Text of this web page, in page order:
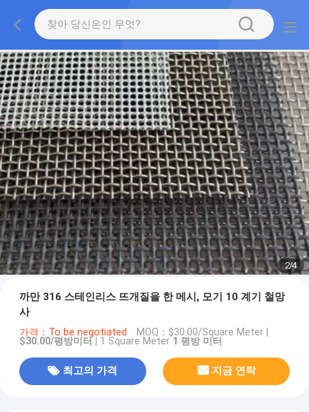
2/4
까만 316 스테인리스 뜨개질을 한 메시, 모기 10 계기 철망
사
가격：To be negotiated MOQ： $30.00/Square Meter |
$30.00/평방미터 | 1 Square Meter 1 평방 미터
최고의 가격 지금 연락